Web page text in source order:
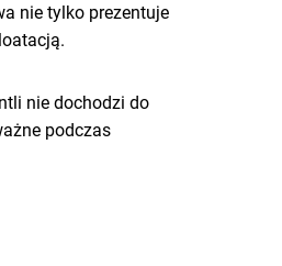
nie tylko prezentuje
nie dochodzi do
podczas